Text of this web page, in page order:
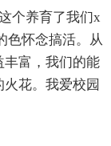
个养育了我们x
色怀念搞活。从
丰富，我们的能
花。我爱校园